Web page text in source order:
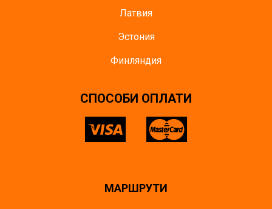
Латвия
Эстония
Финляндия
СПОСОБИ ОПЛАТИ
МАРШРУТИ